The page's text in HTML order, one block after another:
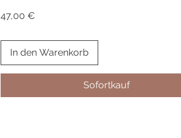
47,00 €
In den Warenkorb
Sofortkauf